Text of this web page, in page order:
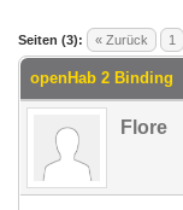
Seiten (3): « Zurück 1
im Durchschnitt
openHab 2 Binding
Flore